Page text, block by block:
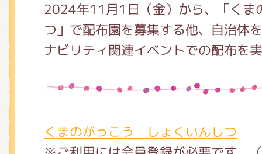
2024年11月1日（金）から、「くま
つ」で配布園を募集する他、自治体
ナビリティ関連イベントでの配布を
くまのがっこう しょくいんしつ